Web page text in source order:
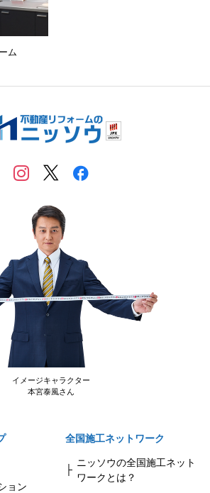
ム
イメージキャラクター
本宮泰風さん
ョン
全国施工ネットワーク
ニッソウの全国施工ネット
ワークとは？